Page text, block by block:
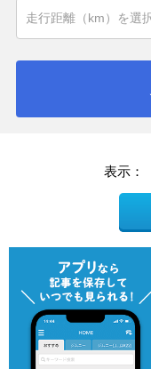
表示：